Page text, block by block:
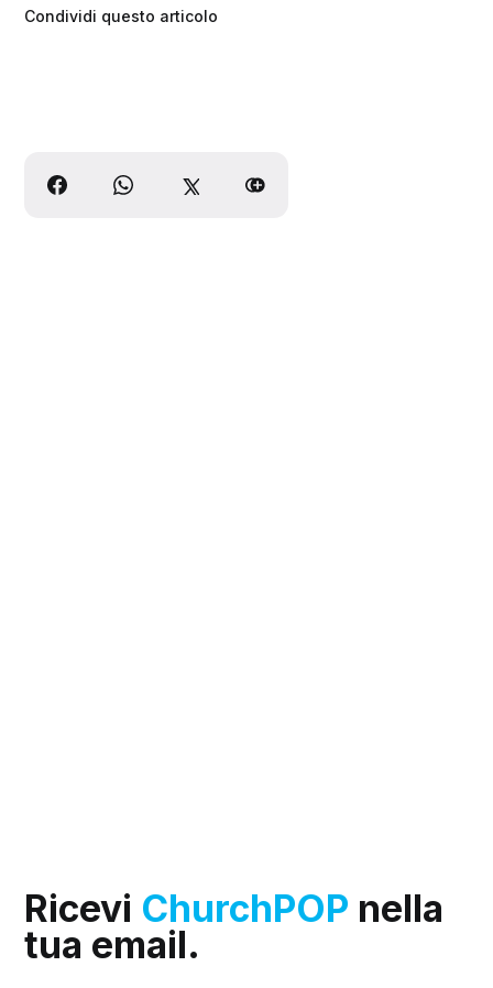
Condividi questo articolo
Ricevi ChurchPOP nella
tua email.